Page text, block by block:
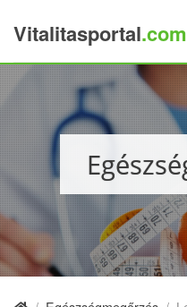
Vitalitasportal.com
×